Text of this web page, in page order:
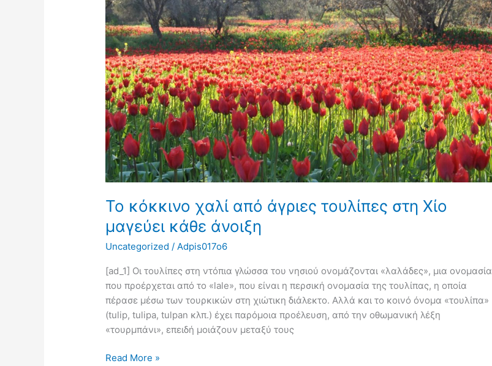
Το κόκκινο χαλί από άγριες τουλίπες στη Χίο
μαγεύει κάθε άνοιξη
Uncategorized / Adpis017o6
[ad_1] Οι τουλίπες στη ντόπια γλώσσα του νησιού ονομάζονται «λαλάδες», μια ονομασία
που προέρχεται από το «lale», που είναι η περσική ονομασία της τουλίπας, η οποία
πέρασε μέσω των τουρκικών στη χιώτικη διάλεκτο. Αλλά και το κοινό όνομα «τουλίπα»
(tulip, tulipa, tulpan κλπ.) έχει παρόμοια προέλευση, από την οθωμανική λέξη
«τουρμπάνι», επειδή μοιάζουν μεταξύ τους
κόκκινο
χαλί
από
άγριες
τουλίπες
στη
Χίο
μαγεύει
κάθε
άνοιξη
Read More »